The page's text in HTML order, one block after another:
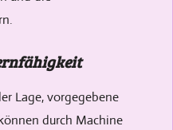
Lage, vorgegebene
durch Machine